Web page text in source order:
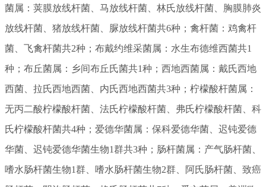
菌属： 荚膜放线杆菌、 马放线杆菌、 林氏放线杆菌、 胸膜肺炎
放线杆菌、 猪放线杆菌、 脲放线杆菌共6种；禽杆菌： 鸡禽杆
菌、 飞禽杆菌共2种；布戴约维采菌属： 水生布德维西菌共1
种；布丘菌属： 乡间布丘氏菌共1种；西地西菌属： 戴氏西地
西菌、 拉氏西地西菌、 内氏西地西菌共3种；柠檬酸杆菌属：
无丙二酸柠檬酸杆菌、 法氏柠檬酸杆菌、 弗氏柠檬酸杆菌、 科
氏柠檬酸杆菌共4种；爱德华菌属： 保科爱德华菌、 迟钝爱德
华菌、 迟钝爱德华菌生物1群共3种；肠杆菌属： 产气肠杆菌、
嗜水肠杆菌生物1群、 嗜水肠杆菌生物2群、 阿氏肠杆菌、 致癌